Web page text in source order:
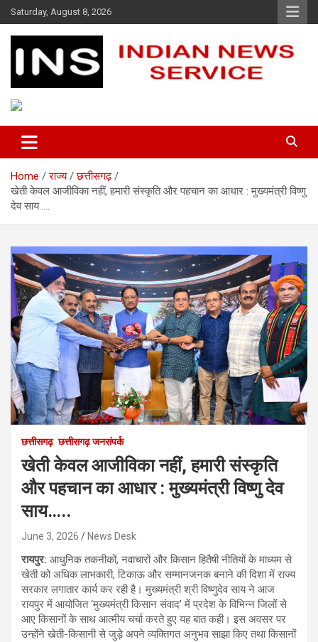
Skip
to
content
Saturday, August 8, 2026
Indian News Service
Home राज्य
छत्तीसगढ़
खेती केवल आजीविका नहीं, हमारी संस्कृति और पहचान का आधार : मुख्यमंत्री विष्णु
देव साय…..
छत्तीसगढ़ छत्तीसगढ़ जनसंपर्क
खेती केवल आजीविका नहीं, हमारी संस्कृति
और पहचान का आधार : मुख्यमंत्री विष्णु देव
साय…..
June 3, 2026 News Desk
रायपुर: आधुनिक तकनीकों, नवाचारों और किसान हितैषी नीतियों के माध्यम से
खेती को अधिक लाभकारी, टिकाऊ और सम्मानजनक बनाने की दिशा में राज्य
सरकार लगातार कार्य कर रही है। मुख्यमंत्री श्री विष्णुदेव साय ने आज
रायपुर में आयोजित ‘मुख्यमंत्री किसान संवाद’ में प्रदेश के विभिन्न जिलों से
आए किसानों के साथ आत्मीय चर्चा करते हुए यह बात कही। इस अवसर पर
उन्होंने खेती-किसानी से जुड़े अपने व्यक्तिगत अनुभव साझा किए तथा किसानों